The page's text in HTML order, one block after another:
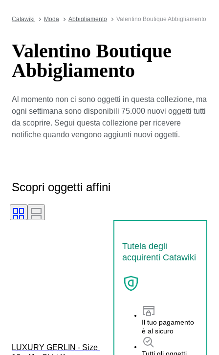
Catawiki Moda Abbigliamento Valentino Boutique Abbigliamento
Valentino Boutique
Abbigliamento
Al momento non ci sono oggetti in questa collezione, ma
ogni settimana sono disponibili 75.000 nuovi oggetti tutti
da scoprire. Segui questa collezione per ricevere
notifiche quando vengono aggiunti nuovi oggetti.
Scopri oggetti affini
Tutela degli
acquirenti Catawiki
Il tuo pagamento
è al sicuro
LUXURY GERLIN - Size